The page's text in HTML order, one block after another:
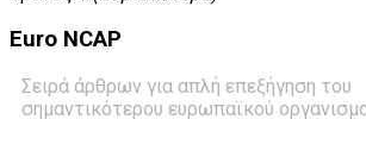
Euro NCAP
Σειρά άρθρων για απλή επεξήγηση του
σημαντικότερου ευρωπαϊκού